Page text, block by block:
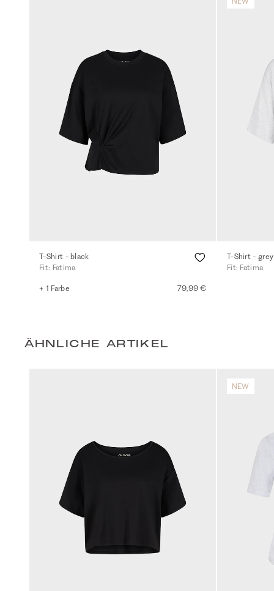
T-Shirt - black
Fit: Fatima
+ 1 Farbe 79,99 €
T-Shirt -
Fit: Fatima
ÄHNLICHE ARTIKEL
NEW